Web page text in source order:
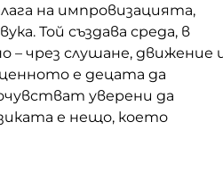
на импровизацията,
Той създава среда, в
– чрез слушане, движение
е децата да
уверени да
е нещо, което